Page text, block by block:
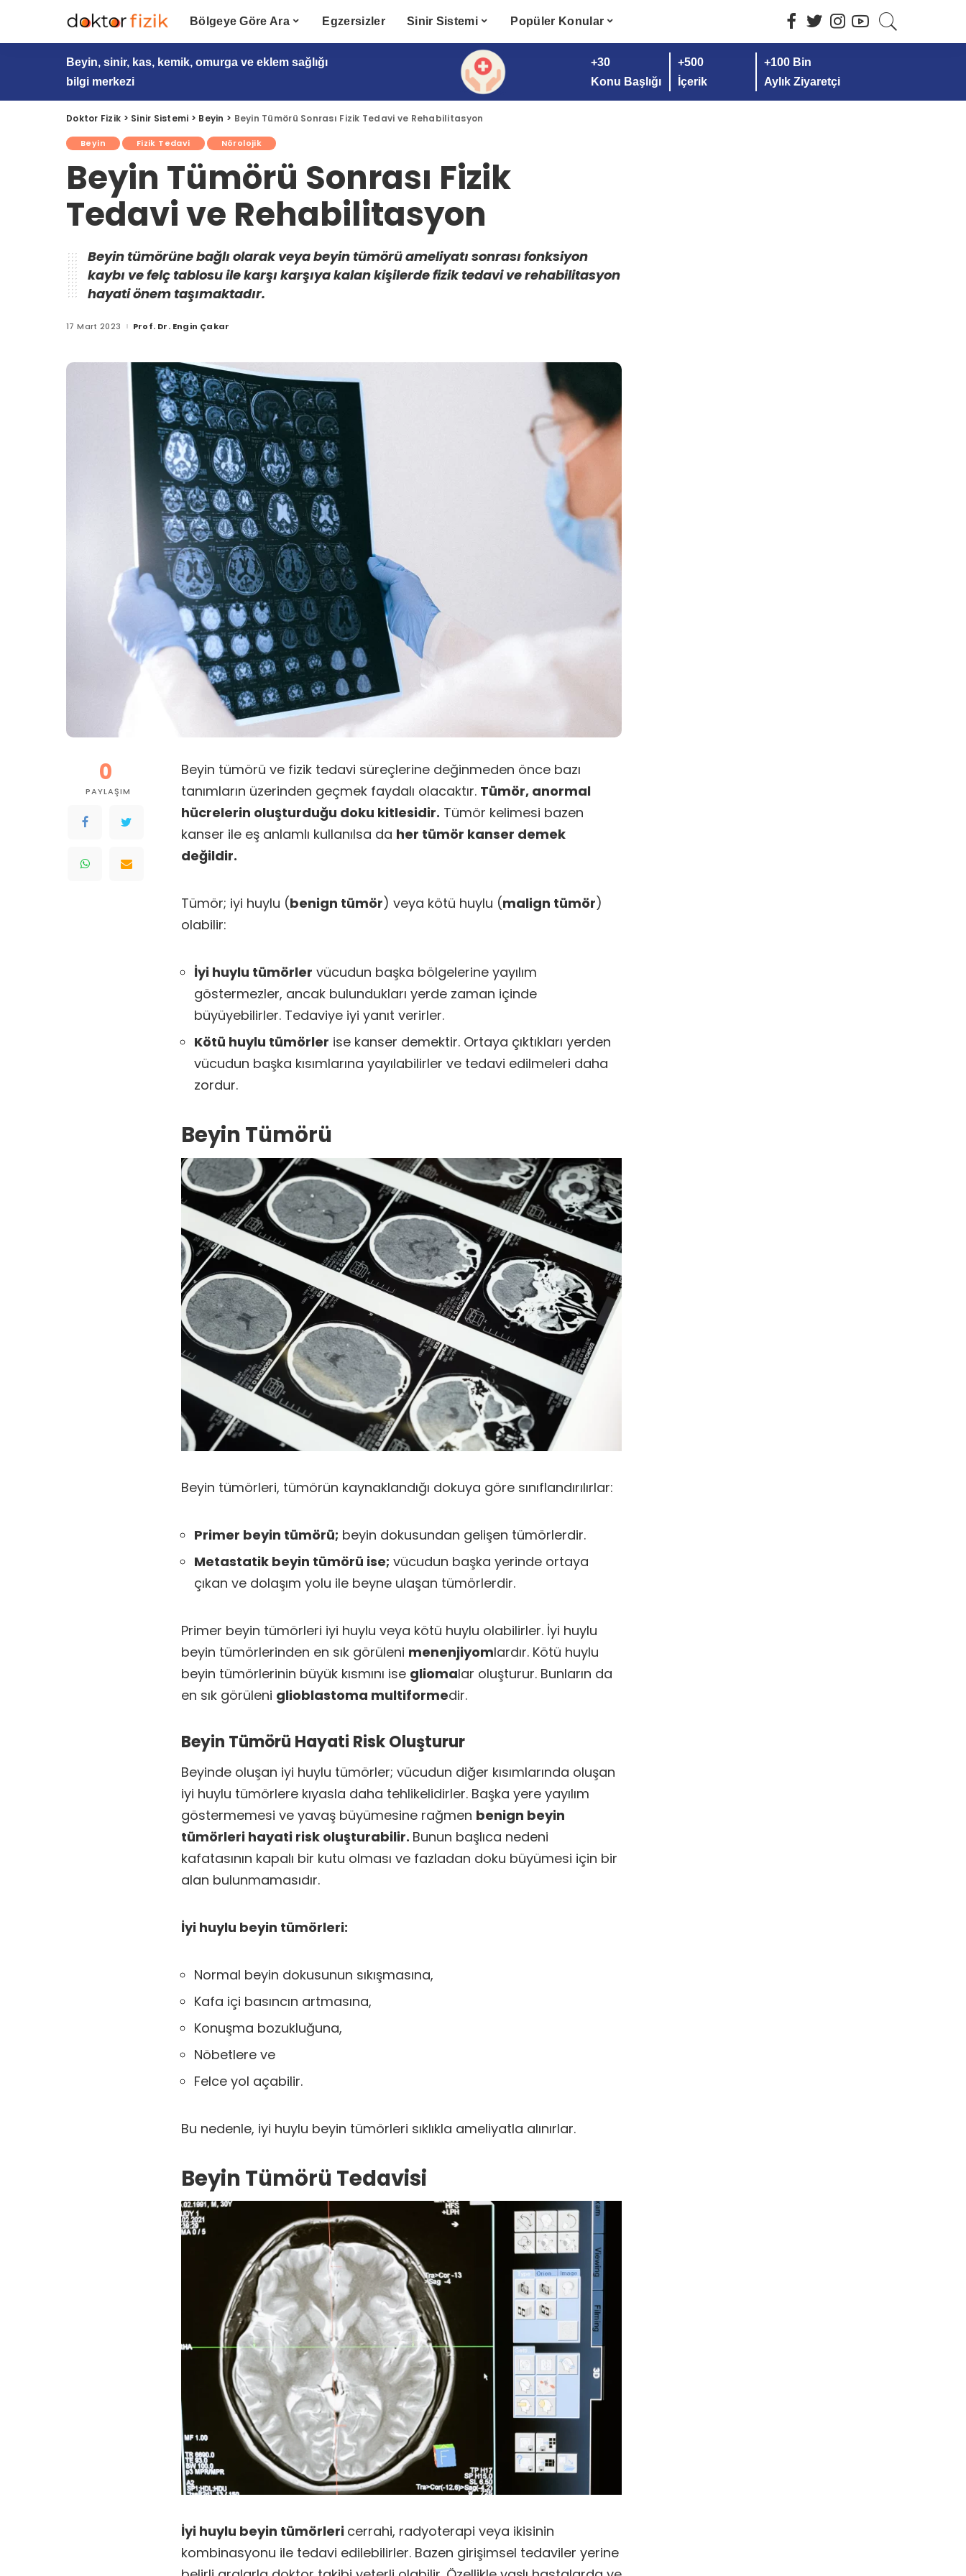
Bölgeye Göre Ara Egzersizler Sinir Sistemi Popüler Konular
Beyin, sinir, kas, kemik, omurga ve eklem sağlığı
bilgi merkezi
+30
Konu Başlığı
+500
İçerik
+100 Bin
Aylık Ziyaretçi
Doktor Fizik > Sinir Sistemi > Beyin > Beyin Tümörü Sonrası Fizik Tedavi ve Rehabilitasyon
Beyin Fizik Tedavi Nörolojik
Beyin Tümörü Sonrası Fizik
Tedavi ve Rehabilitasyon
Beyin tümörüne bağlı olarak veya beyin tümörü ameliyatı sonrası fonksiyon
kaybı ve felç tablosu ile karşı karşıya kalan kişilerde fizik tedavi ve rehabilitasyon
hayati önem taşımaktadır.
17 Mart 2023 Posted
Prof. Dr. Engin Çakar
0
PAYLAŞIM
Beyin tümörü ve fizik tedavi süreçlerine değinmeden önce bazı
tanımların üzerinden geçmek faydalı olacaktır. Tümör, anormal
hücrelerin oluşturduğu doku kitlesidir. Tümör kelimesi bazen
kanser ile eş anlamlı kullanılsa da her tümör kanser demek
değildir.
Tümör; iyi huylu (benign tümör) veya kötü huylu (malign tümör)
olabilir:
İyi huylu tümörler vücudun başka bölgelerine yayılım
göstermezler, ancak bulundukları yerde zaman içinde
büyüyebilirler. Tedaviye iyi yanıt verirler.
Kötü huylu tümörler ise kanser demektir. Ortaya çıktıkları yerden
vücudun başka kısımlarına yayılabilirler ve tedavi edilmeleri daha
zordur.
Beyin Tümörü
Beyin tümörleri, tümörün kaynaklandığı dokuya göre sınıflandırılırlar:
Primer beyin tümörü; beyin dokusundan gelişen tümörlerdir.
Metastatik beyin tümörü ise; vücudun başka yerinde ortaya
çıkan ve dolaşım yolu ile beyne ulaşan tümörlerdir.
Primer beyin tümörleri iyi huylu veya kötü huylu olabilirler. İyi huylu
beyin tümörlerinden en sık görüleni menenjiyomlardır. Kötü huylu
beyin tümörlerinin büyük kısmını ise gliomalar oluşturur. Bunların da
en sık görüleni glioblastoma multiformedir.
Beyin Tümörü Hayati Risk Oluşturur
Beyinde oluşan iyi huylu tümörler; vücudun diğer kısımlarında oluşan
iyi huylu tümörlere kıyasla daha tehlikelidirler. Başka yere yayılım
göstermemesi ve yavaş büyümesine rağmen benign beyin
tümörleri hayati risk oluşturabilir. Bunun başlıca nedeni
kafatasının kapalı bir kutu olması ve fazladan doku büyümesi için bir
alan bulunmamasıdır.
İyi huylu beyin tümörleri:
Normal beyin dokusunun sıkışmasına,
Kafa içi basıncın artmasına,
Konuşma bozukluğuna,
Nöbetlere ve
Felce yol açabilir.
Bu nedenle, iyi huylu beyin tümörleri sıklıkla ameliyatla alınırlar.
Beyin Tümörü Tedavisi
İyi huylu beyin tümörleri cerrahi, radyoterapi veya ikisinin
kombinasyonu ile tedavi edilebilirler. Bazen girişimsel tedaviler yerine